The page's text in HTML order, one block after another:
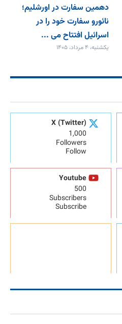
دهمین سفارت در اورشلیم؛
نائورو سفارت خود را در
اسرائیل افتتاح می‌ ...
یکشنبه، ۴ مرداد، ۱۴۰۵
X (Twitter)
1,000
Followers
Follow
Youtube
500
Subscribers
Subscribe